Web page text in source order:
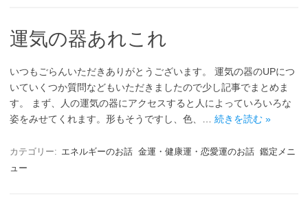
運気の器あれこれ
いつもごらんいただきありがとうございます。 運気の器のUPにつ
いていくつか質問などもいただきましたので少し記事でまとめま
す。 まず、人の運気の器にアクセスすると人によっていろいろな
姿をみせてくれます。形もそうですし、色、… 続きを読む »
カテゴリー: エネルギーのお話 金運・健康運・恋愛運のお話 鑑定メニ
ュー